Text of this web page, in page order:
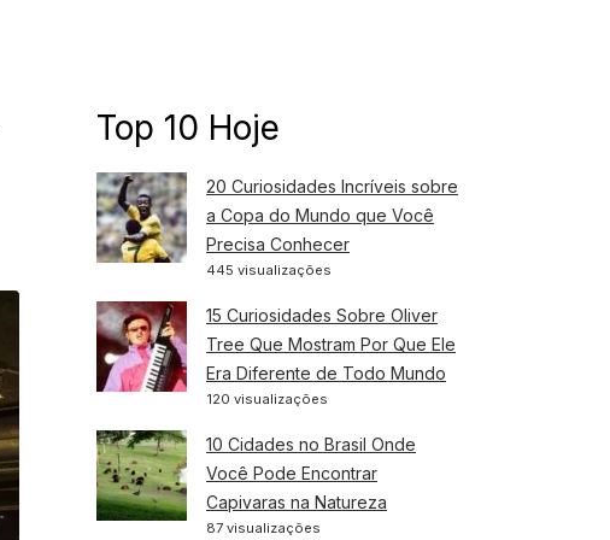
Top 10 Hoje
20 Curiosidades Incríveis sobre
a Copa do Mundo que Você
Precisa Conhecer
445 visualizações
15 Curiosidades Sobre Oliver
Tree Que Mostram Por Que Ele
Era Diferente de Todo Mundo
120 visualizações
10 Cidades no Brasil Onde
Você Pode Encontrar
Capivaras na Natureza
87 visualizações